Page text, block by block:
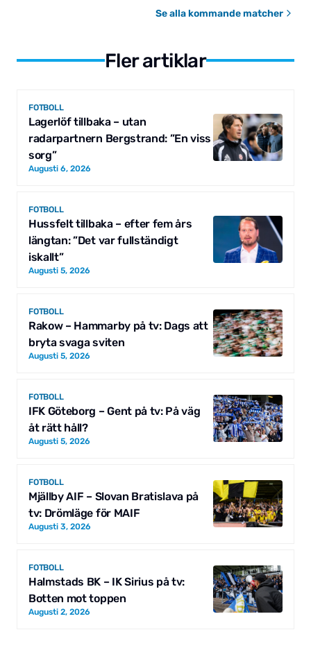
Se alla kommande matcher
Fler artiklar
FOTBOLL
Lagerlöf tillbaka – utan
radarpartnern Bergstrand: ”En viss
sorg”
Augusti 6, 2026
FOTBOLL
Hussfelt tillbaka – efter fem års
längtan: ”Det var fullständigt
iskallt”
Augusti 5, 2026
FOTBOLL
Rakow – Hammarby på tv: Dags att
bryta svaga sviten
Augusti 5, 2026
FOTBOLL
IFK Göteborg – Gent på tv: På väg
åt rätt håll?
Augusti 5, 2026
FOTBOLL
Mjällby AIF – Slovan Bratislava på
tv: Drömläge för MAIF
Augusti 3, 2026
FOTBOLL
Halmstads BK – IK Sirius på tv:
Botten mot toppen
Augusti 2, 2026